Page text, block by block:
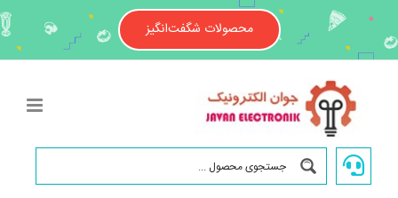
content
محصولات شگفت‌انگیز